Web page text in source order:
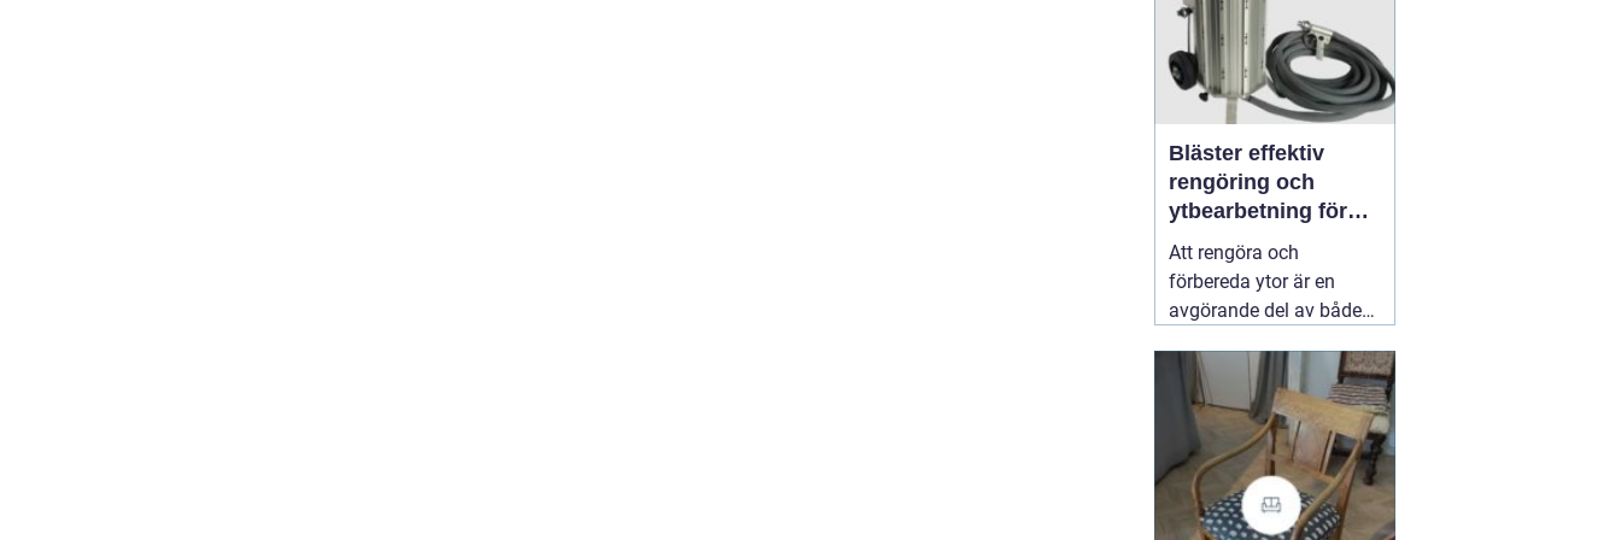
Bläster effektiv
rengöring och
ytbearbetning för
proffs och
hantverkare
Att rengöra och
förbereda ytor är en
avgörande del av både
renovering. Färg, rost,
smuts och gamla
beläggningar gör att
material åldras snabbare
och försämrar
slutresultatet vid